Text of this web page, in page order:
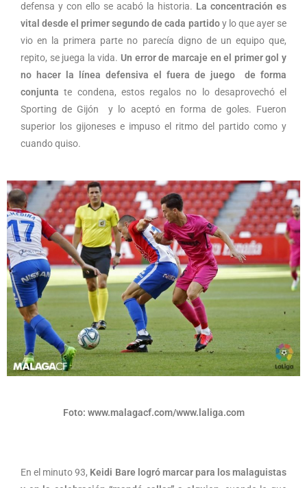
defensa y con ello se acabó la historia. La concentración es
vital desde el primer segundo de cada partidoy lo que ayer se
vio en la primera parte no parecía digno de un equipo que,
repito, se juega la vida. Un error de marcaje en el primer gol y
no hacer la línea defensiva el fuera de juego de forma
conjunta te condena, estos regalos no lo desaprovechó el
Sporting de Gijón y lo aceptó en forma de goles. Fueron
superior los gijoneses e impuso el ritmo del partido como y
cuando quiso.
Foto: www.malagacf.com/www.laliga.com
En el minuto 93, Keidi Bare logró marcar para los malaguistas